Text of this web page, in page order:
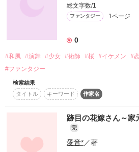
総文字数/1
ファンタジー 1ページ
0
#和風 #演舞 #少女 #術師 #桜 #イケメン #
#ファンタジー
検索結果
タイトル
キーワード 作家名
跡目の花嫁さん～家
完
愛音*／著